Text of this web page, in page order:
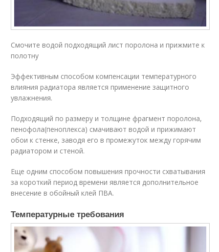
Смочите водой подходящий лист поролона и прижмите к
полотну
Эффективным способом компенсации температурного
влияния радиатора является применение защитного
увлажнения.
Подходящий по размеру и толщине фрагмент поролона,
пенофола(пеноплекса) смачивают водой и прижимают
обои к стенке, заводя его в промежуток между горячим
радиатором и стеной.
Еще одним способом повышения прочности схватывания
за короткий период времени является дополнительное
внесение в обойный клей ПВА.
Температурные требования